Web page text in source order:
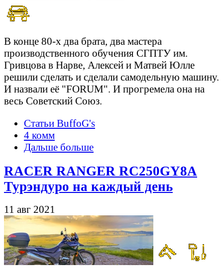
В конце 80-х два брата, два мастера
производственного обучения СГПТУ им.
Гривцова в Нарве, Алексей и Матвей Юлле
решили сделать и сделали самодельную машину.
И назвали её "FORUM". И прогремела она на
весь Советский Союз.
Статьи BuffoG's
4 комм
Дальше больше
RACER RANGER RC250GY8A
Турэндуро на каждый день
11 авг 2021